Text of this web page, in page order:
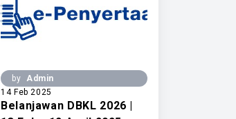
by Admin
14 Feb 2025
Belanjawan DBKL 2026 |